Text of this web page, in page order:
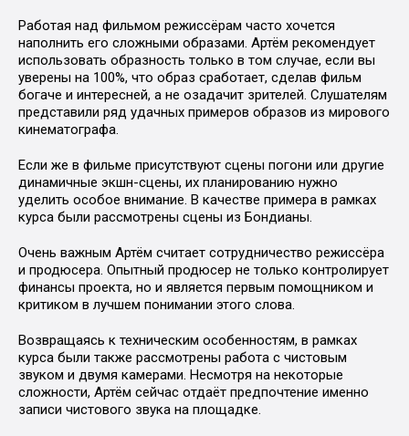
Работая над фильмом режиссёрам часто хочется
наполнить его сложными образами. Артём рекомендует
использовать образность только в том случае, если вы
уверены на 100%, что образ сработает, сделав фильм
богаче и интересней, а не озадачит зрителей. Слушателям
представили ряд удачных примеров образов из мирового
кинематографа.
Если же в фильме присутствуют сцены погони или другие
динамичные экшн-сцены, их планированию нужно
уделить особое внимание. В качестве примера в рамках
курса были рассмотрены сцены из Бондианы.
Очень важным Артём считает сотрудничество режиссёра
и продюсера. Опытный продюсер не только контролирует
финансы проекта, но и является первым помощником и
критиком в лучшем понимании этого слова.
Возвращаясь к техническим особенностям, в рамках
курса были также рассмотрены работа с чистовым
звуком и двумя камерами. Несмотря на некоторые
сложности, Артём сейчас отдаёт предпочтение именно
записи чистового звука на площадке.